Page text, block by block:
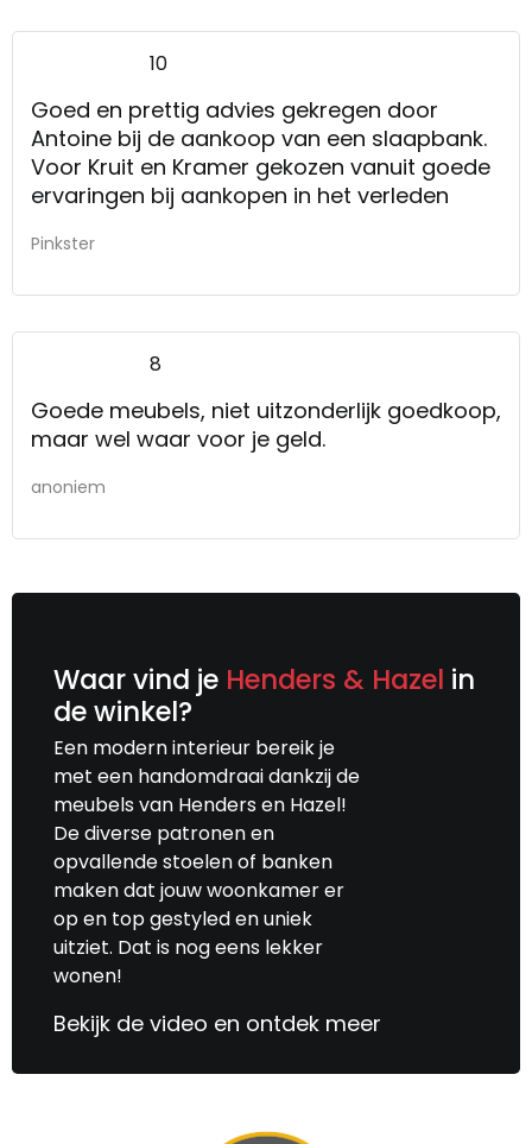
Maak 1 prijsbeleid en geef geen koekjes uit
eigen zak. m.a.w. maak de prijs niet eerst 50
10
Goed en prettig advies gekregen door
Antoine bij de aankoop van een slaapbank.
Voor Kruit en Kramer gekozen vanuit goede
ervaringen bij aankopen in het verleden
Pinkster
8
Goede meubels, niet uitzonderlijk goedkoop,
maar wel waar voor je geld.
anoniem
Waar vind je Henders & Hazel in
de winkel?
Een modern interieur bereik je
met een handomdraai dankzij de
meubels van Henders en Hazel!
De diverse patronen en
opvallende stoelen of banken
maken dat jouw woonkamer er
op en top gestyled en uniek
uitziet. Dat is nog eens lekker
wonen!
Bekijk de video en ontdek meer